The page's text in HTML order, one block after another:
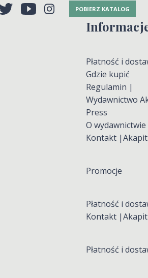
POBIERZ KATALOG
Płatność i
Gdzie kupić
Regulamin |
Wydawnictwo
Press
O wydawnictwie
Kontakt |Akapit
Promocje
Płatność i
Kontakt |Akapit
Płatność i